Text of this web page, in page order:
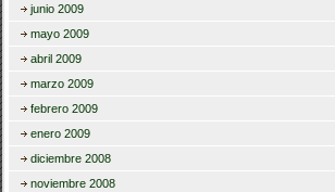
junio 2009
mayo 2009
abril 2009
marzo 2009
febrero 2009
enero 2009
diciembre 2008
noviembre 2008